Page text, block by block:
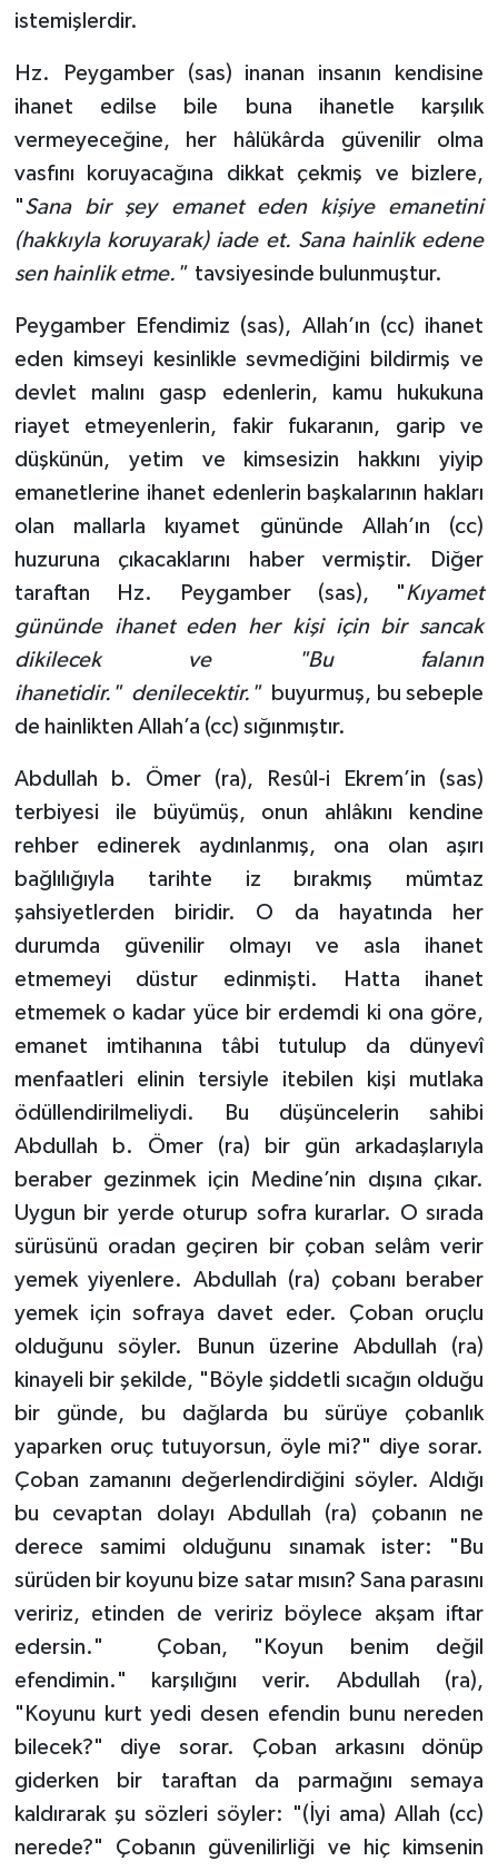
istemişlerdir.
Hz. Peygamber (sas) inanan insanın kendisine
ihanet edilse bile buna ihanetle karşılık
vermeyeceğine, her hâlükârda güvenilir olma
vasfını koruyacağına dikkat çekmiş ve bizlere,
"Sana bir şey emanet eden kişiye emanetini
(hakkıyla koruyarak) iade et. Sana hainlik edene
sen hainlik etme."tavsiyesinde bulunmuştur.
Peygamber Efendimiz (sas), Allah’ın (cc) ihanet
eden kimseyi kesinlikle sevmediğini bildirmiş ve
devlet malını gasp edenlerin, kamu hukukuna
riayet etmeyenlerin, fakir fukaranın, garip ve
düşkünün, yetim ve kimsesizin hakkını yiyip
emanetlerine ihanet edenlerin başkalarının hakları
olan mallarla kıyamet gününde Allah’ın (cc)
huzuruna çıkacaklarını haber vermiştir. Diğer
taraftan Hz. Peygamber (sas), "Kıyamet
gününde ihanet eden her kişi için bir sancak
dikilecek ve "Bu falanın
ihanetidir." denilecektir." buyurmuş, bu sebeple
de hainlikten Allah’a (cc) sığınmıştır.
Abdullah b. Ömer (ra), Resûl-i Ekrem’in (sas)
terbiyesi ile büyümüş, onun ahlâkını kendine
rehber edinerek aydınlanmış, ona olan aşırı
bağlılığıyla tarihte iz bırakmış mümtaz
şahsiyetlerden biridir. O da hayatında her
durumda güvenilir olmayı ve asla ihanet
etmemeyi düstur edinmişti. Hatta ihanet
etmemek o kadar yüce bir erdemdi ki ona göre,
emanet imtihanına tâbi tutulup da dünyevî
menfaatleri elinin tersiyle itebilen kişi mutlaka
ödüllendirilmeliydi. Bu düşüncelerin sahibi
Abdullah b. Ömer (ra) bir gün arkadaşlarıyla
beraber gezinmek için Medine’nin dışına çıkar.
Uygun bir yerde oturup sofra kurarlar. O sırada
sürüsünü oradan geçiren bir çoban selâm verir
yemek yiyenlere. Abdullah (ra) çobanı beraber
yemek için sofraya davet eder. Çoban oruçlu
olduğunu söyler. Bunun üzerine Abdullah (ra)
kinayeli bir şekilde, "Böyle şiddetli sıcağın olduğu
bir günde, bu dağlarda bu sürüye çobanlık
yaparken oruç tutuyorsun, öyle mi?" diye sorar.
Çoban zamanını değerlendirdiğini söyler. Aldığı
bu cevaptan dolayı Abdullah (ra) çobanın ne
derece samimi olduğunu sınamak ister: "Bu
sürüden bir koyunu bize satar mısın? Sana parasını
veririz, etinden de veririz böylece akşam iftar
edersin." Çoban, "Koyun benim değil
efendimin." karşılığını verir. Abdullah (ra),
"Koyunu kurt yedi desen efendin bunu nereden
bilecek?" diye sorar. Çoban arkasını dönüp
giderken bir taraftan da parmağını semaya
kaldırarak şu sözleri söyler: "(İyi ama) Allah (cc)
nerede?" Çobanın güvenilirliği ve hiç kimsenin